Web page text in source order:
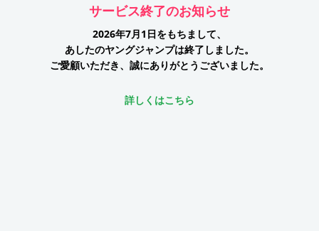
サービス終了のお知らせ
2026年7月1日をもちまして、
あしたのヤングジャンプは終了しました。
ご愛顧いただき、誠にありがとうございました。
詳しくはこちら